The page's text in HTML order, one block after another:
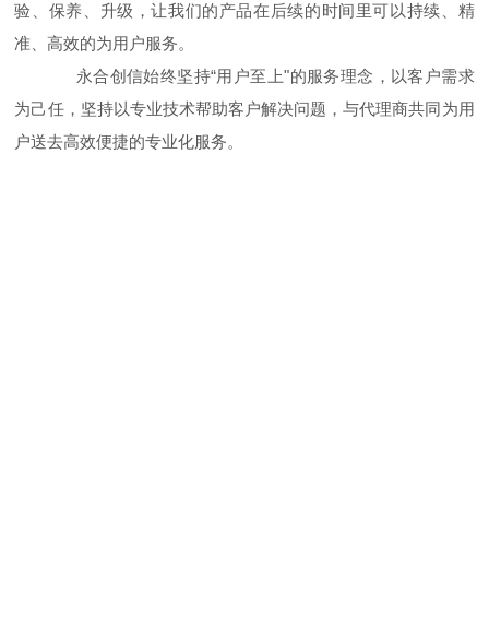
验、保养、升级，让我们的产品在后续的时间里可以持续、精
准、高效的为用户服务。
永合创信始终坚持“用户至上"的服务理念，以客户需求
为己任，坚持以专业技术帮助客户解决问题，与代理商共同为用
户送去高效便捷的专业化服务。